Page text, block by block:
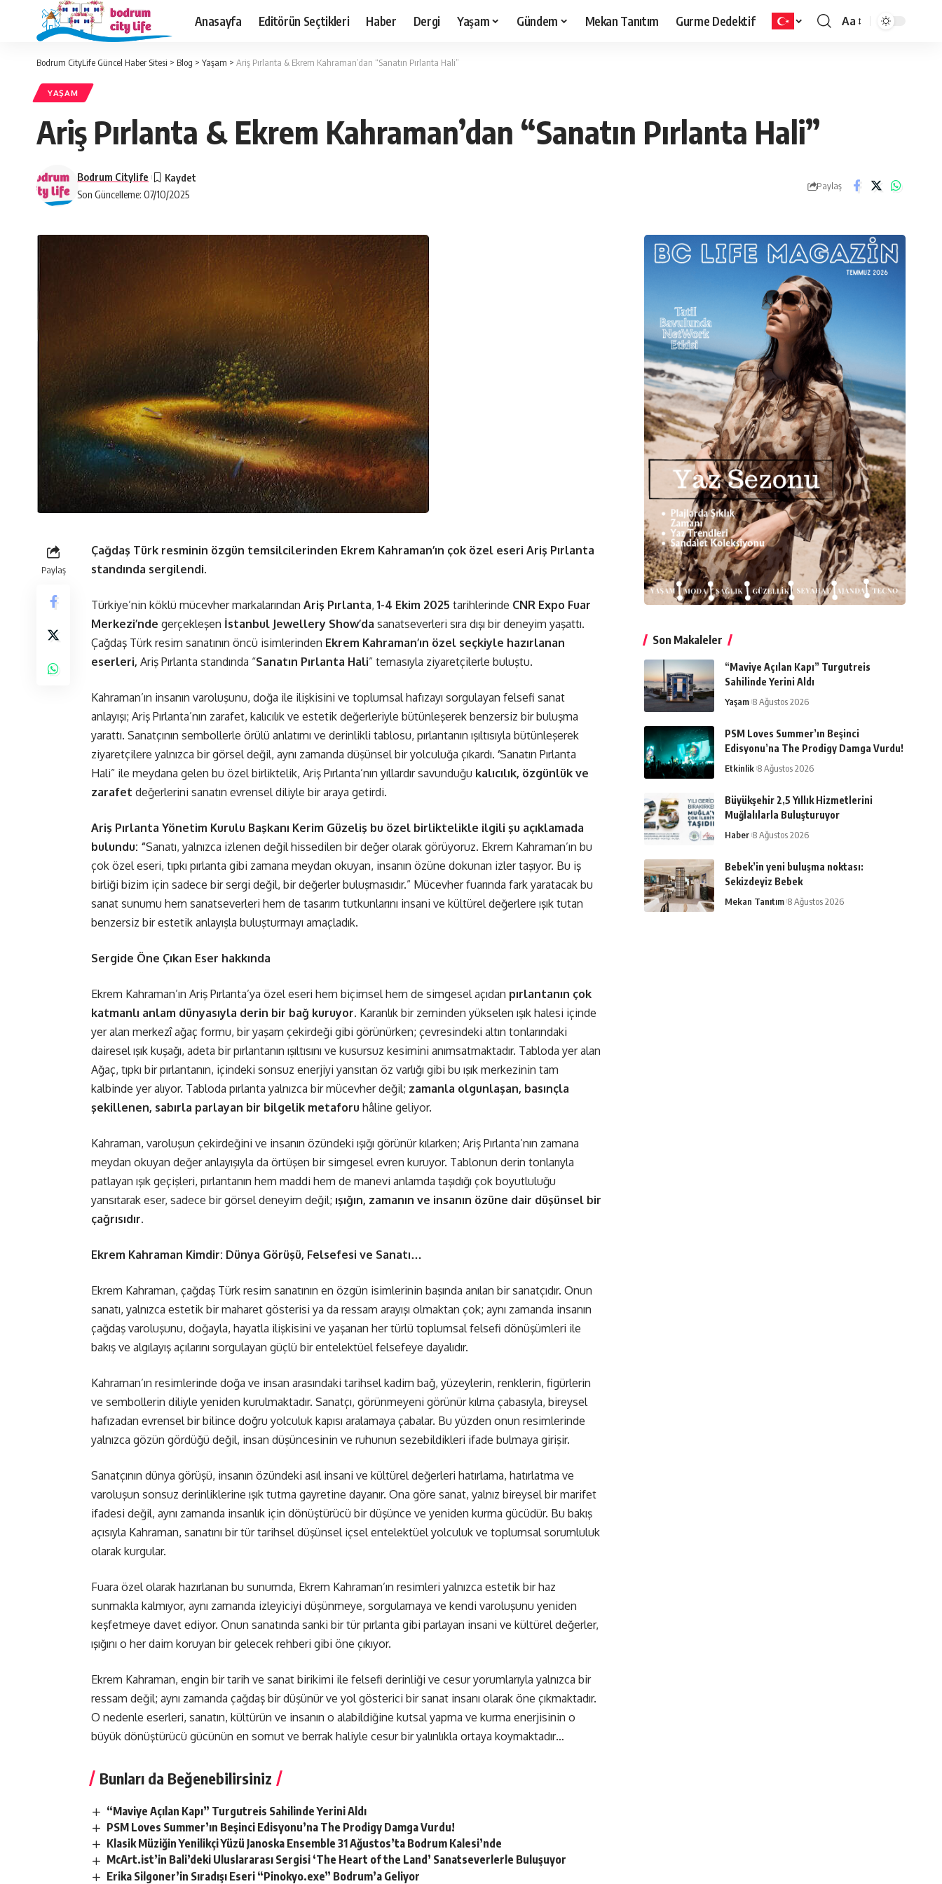
Anasayfa Editörün Seçtikleri Haber Dergi Yaşam Gündem Mekan Tanıtım Gurme Dedektif Aa
Bodrum CityLife Güncel Haber Sitesi > Blog > Yaşam > Ariş Pırlanta & Ekrem Kahraman’dan “Sanatın Pırlanta Hali”
YAŞAM
Ariş Pırlanta & Ekrem Kahraman’dan “Sanatın Pırlanta Hali”
Son Güncelleme: 07/10/2025
Bodrum Citylife
Paylaş
Paylaş
Çağdaş Türk resminin özgün temsilcilerinden Ekrem Kahraman’ın çok özel eseri Ariş Pırlanta
standında sergilendi.
Türkiye’nin köklü mücevher markalarından Ariş Pırlanta, 1-4 Ekim 2025 tarihlerinde CNR Expo Fuar
Merkezi’nde gerçekleşen İstanbul Jewellery Show’da sanatseverleri sıra dışı bir deneyim yaşattı.
Çağdaş Türk resim sanatının öncü isimlerinden Ekrem Kahraman’ın özel seçkiyle hazırlanan
eserleri, Ariş Pırlanta standında “Sanatın Pırlanta Hali” temasıyla ziyaretçilerle buluştu.
Kahraman’ın insanın varoluşunu, doğa ile ilişkisini ve toplumsal hafızayı sorgulayan felsefi sanat
anlayışı; Ariş Pırlanta’nın zarafet, kalıcılık ve estetik değerleriyle bütünleşerek benzersiz bir buluşma
yarattı. Sanatçının sembollerle örülü anlatımı ve derinlikli tablosu, pırlantanın ışıltısıyla bütünleşerek
ziyaretçilere yalnızca bir görsel değil, aynı zamanda düşünsel bir yolculuğa çıkardı. ‘Sanatın Pırlanta
Hali” ile meydana gelen bu özel birliktelik, Ariş Pırlanta’nın yıllardır savunduğu kalıcılık, özgünlük ve
zarafet değerlerini sanatın evrensel diliyle bir araya getirdi.
Ariş Pırlanta Yönetim Kurulu Başkanı Kerim Güzeliş bu özel birliktelikle ilgili şu açıklamada
bulundu: “Sanatı, yalnızca izlenen değil hissedilen bir değer olarak görüyoruz. Ekrem Kahraman’ın bu
çok özel eseri, tıpkı pırlanta gibi zamana meydan okuyan, insanın özüne dokunan izler taşıyor. Bu iş
birliği bizim için sadece bir sergi değil, bir değerler buluşmasıdır.” Mücevher fuarında fark yaratacak bu
sanat sunumu hem sanatseverleri hem de tasarım tutkunlarını insani ve kültürel değerlere ışık tutan
benzersiz bir estetik anlayışla buluşturmayı amaçladık.
Sergide Öne Çıkan Eser hakkında
Ekrem Kahraman’ın Ariş Pırlanta’ya özel eseri hem biçimsel hem de simgesel açıdan pırlantanın çok
katmanlı anlam dünyasıyla derin bir bağ kuruyor. Karanlık bir zeminden yükselen ışık halesi içinde
yer alan merkezî ağaç formu, bir yaşam çekirdeği gibi görünürken; çevresindeki altın tonlarındaki
dairesel ışık kuşağı, adeta bir pırlantanın ışıltısını ve kusursuz kesimini anımsatmaktadır. Tabloda yer alan
Ağaç, tıpkı bir pırlantanın, içindeki sonsuz enerjiyi yansıtan öz varlığı gibi bu ışık merkezinin tam
kalbinde yer alıyor. Tabloda pırlanta yalnızca bir mücevher değil; zamanla olgunlaşan, basınçla
şekillenen, sabırla parlayan bir bilgelik metaforu hâline geliyor.
Kahraman, varoluşun çekirdeğini ve insanın özündeki ışığı görünür kılarken; Ariş Pırlanta’nın zamana
meydan okuyan değer anlayışıyla da örtüşen bir simgesel evren kuruyor. Tablonun derin tonlarıyla
patlayan ışık geçişleri, pırlantanın hem maddi hem de manevi anlamda taşıdığı çok boyutluluğu
yansıtarak eser, sadece bir görsel deneyim değil; ışığın, zamanın ve insanın özüne dair düşünsel bir
çağrısıdır.
Ekrem Kahraman Kimdir: Dünya Görüşü, Felsefesi ve Sanatı…
Ekrem Kahraman, çağdaş Türk resim sanatının en özgün isimlerinin başında anılan bir sanatçıdır. Onun
sanatı, yalnızca estetik bir maharet gösterisi ya da ressam arayışı olmaktan çok; aynı zamanda insanın
çağdaş varoluşunu, doğayla, hayatla ilişkisini ve yaşanan her türlü toplumsal felsefi dönüşümleri ile
bakış ve algılayış açılarını sorgulayan güçlü bir entelektüel felsefeye dayalıdır.
Kahraman’ın resimlerinde doğa ve insan arasındaki tarihsel kadim bağ, yüzeylerin, renklerin, figürlerin
ve sembollerin diliyle yeniden kurulmaktadır. Sanatçı, görünmeyeni görünür kılma çabasıyla, bireysel
hafızadan evrensel bir bilince doğru yolculuk kapısı aralamaya çabalar. Bu yüzden onun resimlerinde
yalnızca gözün gördüğü değil, insan düşüncesinin ve ruhunun sezebildikleri ifade bulmaya girişir.
Sanatçının dünya görüşü, insanın özündeki asıl insani ve kültürel değerleri hatırlama, hatırlatma ve
varoluşun sonsuz derinliklerine ışık tutma gayretine dayanır. Ona göre sanat, yalnız bireysel bir marifet
ifadesi değil, aynı zamanda insanlık için dönüştürücü bir düşünce ve yeniden kurma gücüdür. Bu bakış
açısıyla Kahraman, sanatını bir tür tarihsel düşünsel içsel entelektüel yolculuk ve toplumsal sorumluluk
olarak kurgular.
Fuara özel olarak hazırlanan bu sunumda, Ekrem Kahraman’ın resimleri yalnızca estetik bir haz
sunmakla kalmıyor, aynı zamanda izleyiciyi düşünmeye, sorgulamaya ve kendi varoluşunu yeniden
keşfetmeye davet ediyor. Onun sanatında sanki bir tür pırlanta gibi parlayan insani ve kültürel değerler,
ışığını o her daim koruyan bir gelecek rehberi gibi öne çıkıyor.
Ekrem Kahraman, engin bir tarih ve sanat birikimi ile felsefi derinliği ve cesur yorumlarıyla yalnızca bir
ressam değil; aynı zamanda çağdaş bir düşünür ve yol gösterici bir sanat insanı olarak öne çıkmaktadır.
O nedenle eserleri, sanatın, kültürün ve insanın o alabildiğine kutsal yapma ve kurma enerjisinin o
büyük dönüştürücü gücünün en somut ve berrak haliyle cesur bir yalınlıkla ortaya koymaktadır…
Bunları da Beğenebilirsiniz
“Maviye Açılan Kapı” Turgutreis Sahilinde Yerini Aldı
PSM Loves Summer’ın Beşinci Edisyonu’na The Prodigy Damga Vurdu!
Klasik Müziğin Yenilikçi Yüzü Janoska Ensemble 31 Ağustos’ta Bodrum Kalesi’nde
McArt.ist’in Bali’deki Uluslararası Sergisi ‘The Heart of the Land’ Sanatseverlerle Buluşuyor
Erika Silgoner’in Sıradışı Eseri “Pinokyo.exe” Bodrum’a Geliyor
Son Makaleler
“Maviye Açılan Kapı” Turgutreis
Sahilinde Yerini Aldı
Yaşam 8 Ağustos 2026
PSM Loves Summer’ın Beşinci
Edisyonu’na The Prodigy Damga Vurdu!
Etkinlik 8 Ağustos 2026
Büyükşehir 2,5 Yıllık Hizmetlerini
Muğlalılarla Buluşturuyor
Haber 8 Ağustos 2026
Bebek’in yeni buluşma noktası:
Sekizdeyiz Bebek
Mekan Tanıtım 8 Ağustos 2026